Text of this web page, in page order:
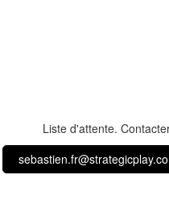
Liste d'attente.